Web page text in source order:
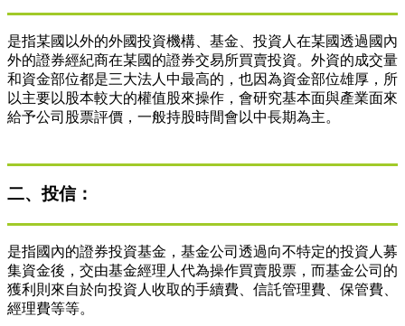
是指某國以外的外國投資機構、基金、投資人在某國透過國內
外的證券經紀商在某國的證券交易所買賣投資。外資的成交量
和資金部位都是三大法人中最高的，也因為資金部位雄厚，所
以主要以股本較大的權值股來操作，會研究基本面與產業面來
給予公司股票評價，一般持股時間會以中長期為主。
二、投信：
是指國內的證券投資基金，基金公司透過向不特定的投資人募
集資金後，交由基金經理人代為操作買賣股票，而基金公司的
獲利則來自於向投資人收取的手續費、信託管理費、保管費、
經理費等等。